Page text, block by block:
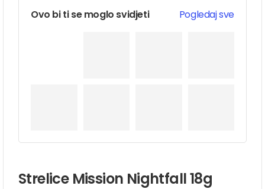
Ovo bi ti se moglo svidjeti Pogledaj sve
Strelice Mission Nightfall 18g